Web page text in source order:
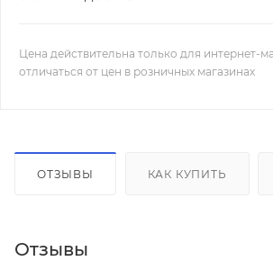
Цена действительна только для интернет-
отличаться от цен в розничных магазинах
ОТЗЫВЫ КАК КУПИТЬ
Отзывы